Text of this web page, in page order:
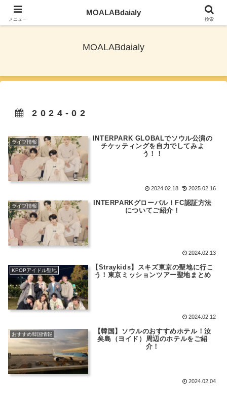
MOALABdaialy
2024-02
ライブ情報
INTERPARK GLOBALでソウル公演の
チケッティングを自力でしてみよ
う！！
2024.02.18 2025.02.16
ライブ情報
INTERPARKグローバル！FC認証方法
についてご紹介！
2024.02.13
KPOPアイドル聖地
【Straykids】スキズ東京の聖地に行こ
う！東京ミッションツアー聖地まとめ
2024.02.12
おすすめ韓国情報
【韓国】ソウルのおすすめホテル！汝
矣島（ヨイド）周辺のホテルをご紹
介！
2024.02.04
メニュー
MOALABdaialy
検索